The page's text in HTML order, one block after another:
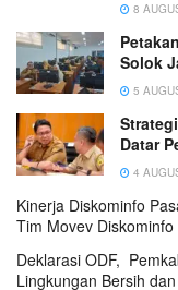
8
Solok
5
Datar
4
Kinerja Diskominfo
Tim Movev
Deklarasi ODF,
Lingkungan Bersih